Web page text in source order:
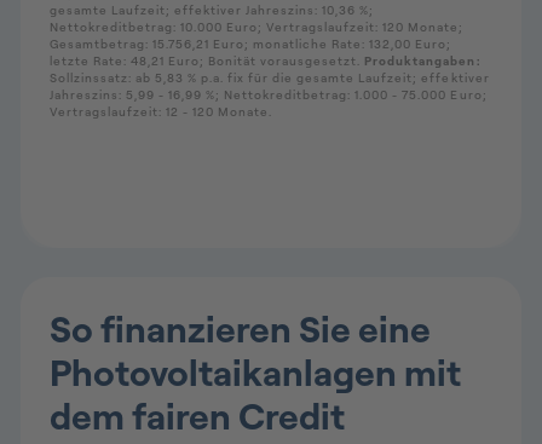
So finanzieren Sie eine
Photovoltaikanlagen mit
dem fairen Credit